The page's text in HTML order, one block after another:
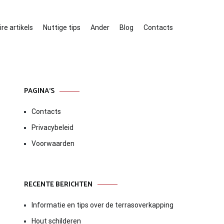
artikels Nuttige tips Ander Blog Contacts
PAGINA’S
Contacts
Privacybeleid
Voorwaarden
RECENTE BERICHTEN
Informatie en tips over de terrasoverkapping
Hout schilderen